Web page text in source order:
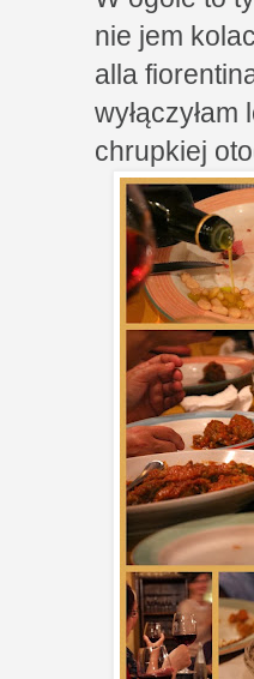
nie jem
alla
chrupkiej